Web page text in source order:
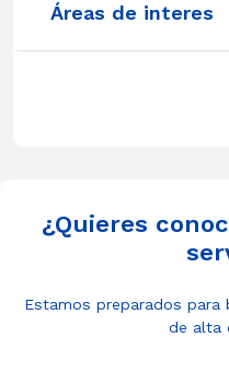
Áreas de interes
¿Quieres
Estamos preparados para
de alta